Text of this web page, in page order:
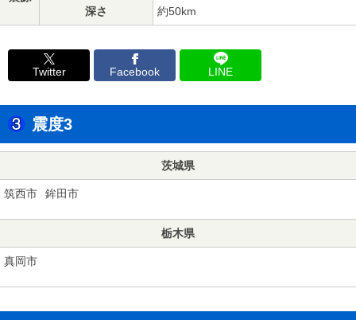
深さ 約50km
Twitter Facebook LINE
震度3
茨城県
筑西市 鉾田市
栃木県
真岡市